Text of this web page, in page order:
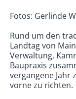
Fotos: Gerlinde
Rund um den
Landtag von
Verwaltung,
Baupraxis
vergangene Jahr
vorne zu richten.